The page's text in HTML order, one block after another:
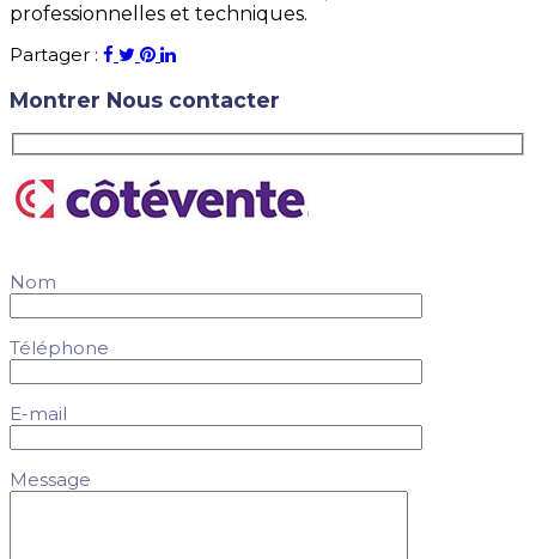
professionnelles et techniques.
Partager :
Montrer Nous contacter
Nom
Téléphone
E-mail
Message